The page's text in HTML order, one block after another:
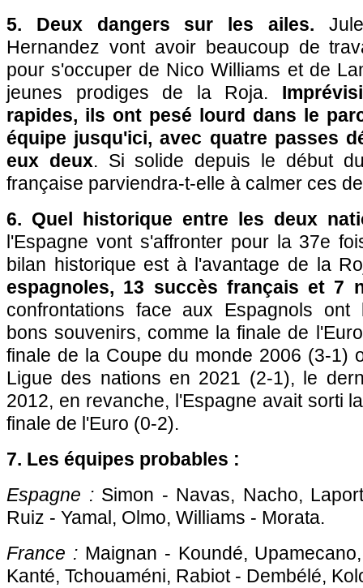
5. Deux dangers sur les ailes.
Hernandez vont avoir beaucoup de
pour s'occuper de Nico Williams et de
jeunes prodiges de la Roja.
rapides, ils ont pesé lourd dans le
équipe jusqu'ici, avec quatre passes
eux deux. Si solide depuis le début
française parviendra-t-elle à calmer ces
6. Quel historique entre les deux
l'Espagne vont s'affronter pour la 37e
bilan historique est à l'avantage de la
espagnoles, 13 succès français et 7
confrontations face aux Espagnols ont
bons souvenirs, comme la finale de
finale de la Coupe du monde 2006 (3-1)
Ligue des nations en 2021 (2-1), le
2012, en revanche, l'Espagne avait sorti
finale de l'Euro (0-2).
7. Les équipes probables :
Espagne :Simon - Navas, Nacho,
Ruiz - Yamal, Olmo, Williams - Morata.
France : Maignan - Koundé,
Kanté, Tchouaméni, Rabiot - Dembélé,